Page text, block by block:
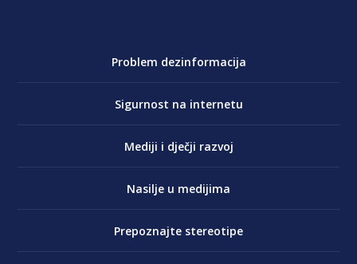
Problem dezinformacija
Sigurnost na internetu
Mediji i dječji razvoj
Nasilje u medijima
Prepoznajte stereotipe